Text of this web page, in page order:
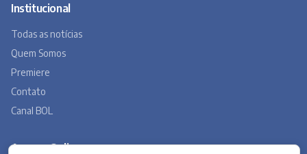
Institucional
Todas as notícias
Quem Somos
Premiere
Contato
Canal BOL
Acervo Online